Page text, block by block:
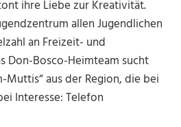
ihre Liebe zur Kreativität.
allen Jugendlichen
an Freizeit- und
Don-Bosco-Heimteam sucht
aus der Region, die bei
Interesse: Telefon